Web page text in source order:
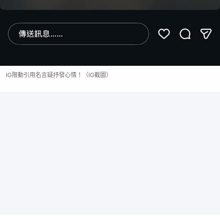
IG限動引用名言疑抒發心情！（IG截圖）